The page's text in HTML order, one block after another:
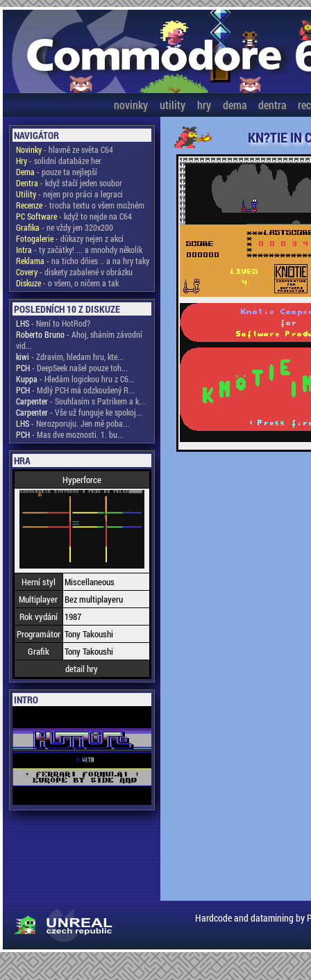
novinky utility hry dema dentra
NAVIGÁTOR
Novinky- hlavně ze světa C64
Hry- solidní databáze her
Dema - pouze ta nejlepší
Dentra - když stačí jeden soubor
Utility- nejen pro práci a legraci
Recenze- trocha textu o všem možném
PC Software- když to nejde na C64
Grafika - ne vždy jen 320x200
Fotogalerie- důkazy nejen z akcí
Intra - ty začátky! ... a mnohdy několik
Reklama - na ticho dňies .. a na hry taky
Covery- diskety zabalené v obrázku
Diskuze- o všem, o ničem a tak
POSLEDNÍCH 10 Z DISKUZE
LHS- Není to HotRod?
Roberto Bruno- Ahoj, sháním závodní
vid...
kiwi - Zdravim, hledam hru, kte...
PCH- DeepSeek našel pouze toh...
Kuppa - Hledám logickou hru z C6...
PCH- Mdlý PCH má odzkoušený R...
Carpenter- Souhlasím s Patrikem a k...
Carpenter- Vše už funguje ke spokoj...
LHS- Nerozporuju. Jen mě poba...
PCH- Mas dve moznosti. 1. bu...
HRA
Hyperforce
Herní styl
Miscellaneous
Multiplayer Bez multiplayeru
Rok vydání
1987
Programátor Tony Takoushi
Grafik
Tony Takoushi
detail hry
INTRO
KN?TIE IN
Hardcode and datamining by